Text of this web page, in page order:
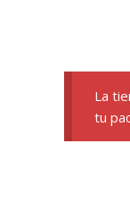
La
tu